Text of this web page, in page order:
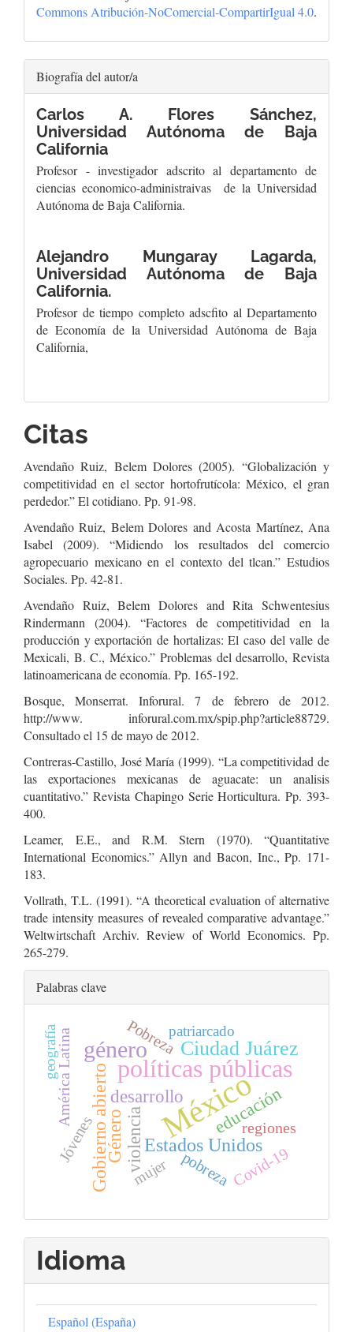
Commons Atribución-NoComercial-CompartirIgual 4.0.
Biografía del autor/a
Carlos A. Flores Sánchez,
Universidad Autónoma de Baja
California
Profesor - investigador adscrito al departamento de
ciencias economico-administraivas de la Universidad
Autónoma de Baja California.
Alejandro Mungaray Lagarda,
Universidad Autónoma de Baja
California.
Profesor de tiempo completo adscfito al Departamento
de Economía de la Universidad Autónoma de Baja
California,
Citas
Avendaño Ruiz, Belem Dolores (2005). “Globalización y
competitividad en el sector hortofrutícola: México, el gran
perdedor.” El cotidiano. Pp. 91-98.
Avendaño Ruiz, Belem Dolores and Acosta Martínez, Ana
Isabel (2009). “Midiendo los resultados del comercio
agropecuario mexicano en el contexto del tlcan.” Estudios
Sociales. Pp. 42-81.
Avendaño Ruiz, Belem Dolores and Rita Schwentesius
Rindermann (2004). “Factores de competitividad en la
producción y exportación de hortalizas: El caso del valle de
Mexicali, B. C., México.” Problemas del desarrollo, Revista
latinoamericana de economía. Pp. 165-192.
Bosque, Monserrat. Inforural. 7 de febrero de 2012.
http://www. inforural.com.mx/spip.php?article88729.
Consultado el 15 de mayo de 2012.
Contreras-Castillo, José María (1999). “La competitividad de
las exportaciones mexicanas de aguacate: un analisis
cuantitativo.” Revista Chapingo Serie Horticultura. Pp. 393-
400.
Leamer, E.E., and R.M. Stern (1970). “Quantitative
International Economics.” Allyn and Bacon, Inc., Pp. 171-
183.
Vollrath, T.L. (1991). “A theoretical evaluation of alternative
trade intensity measures of revealed comparative advantage.”
Weltwirtschaft Archiv. Review of World Economics. Pp.
265-279.
Palabras clave
México
políticas públicas
género Ciudad Juárez
Estados Unidos
Gobierno abiertodesarrollo educación
violencia
Género
Covid-19
Jóvenes
América Latina
regiones
pobreza
Pobreza
mujer
patriarcado
geografía
Idioma
Español (España)